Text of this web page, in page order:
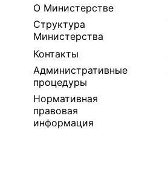
О Министерстве
Структура
Министерства
Контакты
Административные
процедуры
Нормативная
правовая
информация